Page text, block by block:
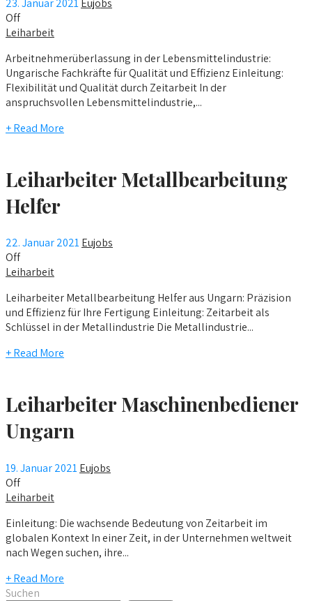
Off
Leiharbeit
Arbeitnehmerüberlassung in der Lebensmittelindustrie:
Ungarische Fachkräfte für Qualität und Effizienz Einleitung:
Flexibilität und Qualität durch Zeitarbeit In der
anspruchsvollen Lebensmittelindustrie,...
+ Read More
Leiharbeiter Metallbearbeitung
Helfer
22. Januar 2021Eujobs
Off
Leiharbeit
Leiharbeiter Metallbearbeitung Helfer aus Ungarn: Präzision
und Effizienz für Ihre Fertigung Einleitung: Zeitarbeit als
Schlüssel in der Metallindustrie Die Metallindustrie...
+ Read More
Leiharbeiter Maschinenbediener
Ungarn
19. Januar 2021Eujobs
Off
Leiharbeit
Einleitung: Die wachsende Bedeutung von Zeitarbeit im
globalen Kontext In einer Zeit, in der Unternehmen weltweit
nach Wegen suchen, ihre...
+ Read More
Suchen